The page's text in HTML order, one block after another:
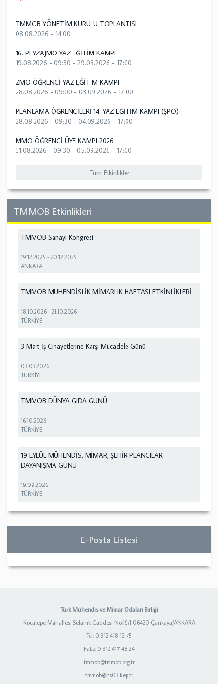
TMMOB YÖNETİM KURULU TOPLANTISI
08.08.2026 - 14:00
16. PEYZAJMO YAZ EĞİTİM KAMPI
19.08.2026 - 09:30 - 29.08.2026 - 17:00
ZMO ÖĞRENCİ YAZ EĞİTİM KAMPI
28.08.2026 - 09:00 - 03.09.2026 - 17:00
PLANLAMA ÖĞRENCİLERİ 14. YAZ EĞİTİM KAMPI (ŞPO)
28.08.2026 - 09:30 - 04.09.2026 - 17:00
MMO ÖĞRENCİ ÜYE KAMPI 2026
31.08.2026 - 09:30 - 05.09.2026 - 17:00
Tüm Etkinlikler
TMMOB Etkinlikleri
TMMOB Sanayi Kongresi
19.12.2025 -20.12.2025
ANKARA
TMMOB MÜHENDİSLİK MİMARLIK HAFTASI ETKİNLİKLERİ
18.10.2026 -21.10.2026
TÜRKİYE
3 Mart İş Cinayetlerine Karşı Mücadele Günü
03.03.2026
TÜRKİYE
TMMOB DÜNYA GIDA GÜNÜ
16.10.2026
TÜRKİYE
19 EYLÜL MÜHENDİS, MİMAR, ŞEHİR PLANCILARI
DAYANIŞMA GÜNÜ
19.09.2026
TÜRKİYE
E-Posta Listesi
Türk Mühendis ve Mimar Odaları Birliği
Kocatepe Mahallesi Selanik Caddesi No:19/1 06420 Çankaya/ANKARA
Tel: 0 312 418 12 75
Faks: 0 312 417 48 24
tmmob@tmmob.org.tr
tmmob@hs03.kep.tr